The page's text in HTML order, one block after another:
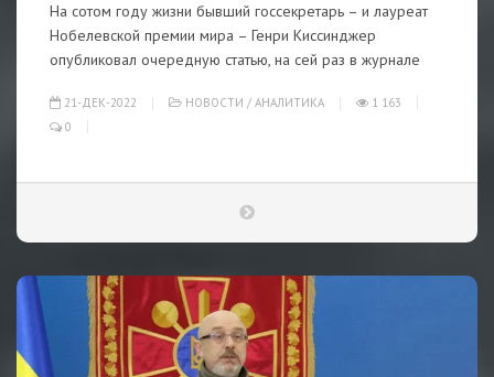
На сотом году жизни бывший госсекретарь – и лауреат
Нобелевской премии мира – Генри Киссинджер
опубликовал очередную статью, на сей раз в журнале
21-ДЕК-2022 НОВОСТИ / АНАЛИТИКА
1 163
0